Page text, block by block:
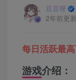
豆豆呀
2年前更新
每日活跃最
游戏介绍：